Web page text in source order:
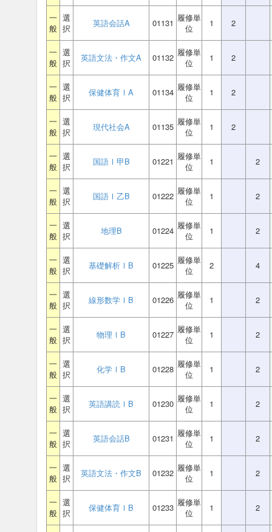
一
般
選
択
英語会話A 01131 履修単
位
1 2
一
般
選
択
英語文法・作文A 01132 履修単
位
1 2
一
般
選
択
保健体育ⅠA 01134 履修単
位
1 2
一
般
選
択
現代社会A 01135 履修単
位
1 2
一
般
選
択
国語Ⅰ甲B 01221 履修単
位
1 2
一
般
選
択
国語Ⅰ乙B 01222 履修単
位
1 2
一
般
選
択
地理B 01224 履修単
位
1 2
一
般
選
択
基礎解析ⅠB 01225 履修単
位
2 4
一
般
選
択
線形数学ⅠB 01226 履修単
位
1 2
一
般
選
択
物理ⅠB 01227 履修単
位
1 2
一
般
選
択
化学ⅠB 01228 履修単
位
1 2
一
般
選
択
英語講読ⅠB 01230 履修単
位
1 2
一
般
選
択
英語会話B 01231 履修単
位
1 2
一
般
選
択
英語文法・作文B 01232 履修単
位
1 2
一
般
選
択
保健体育ⅠB 01233 履修単
位
1 2